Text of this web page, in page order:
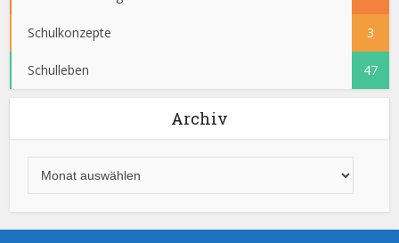
Schulkonzepte 3
Schulleben 47
Archiv